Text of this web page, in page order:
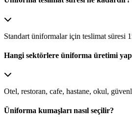
Standart üniformalar için teslimat süresi
Hangi sektörlere üniforma üretimi
Otel, restoran, cafe, hastane, okul,
Üniforma kumaşları nasıl seçilir?